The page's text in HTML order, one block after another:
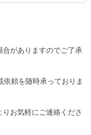
合がありますのでご了承
依頼を随時承っておりま
お気軽にご連絡くださ